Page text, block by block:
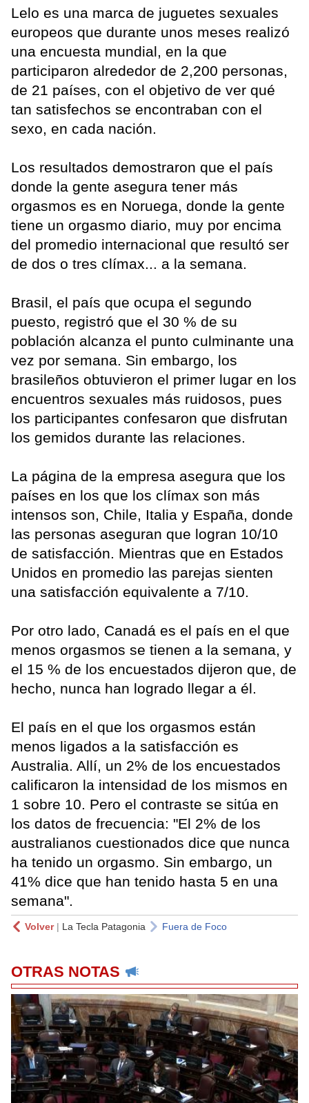
Lelo es una marca de juguetes sexuales
europeos que durante unos meses realizó
una encuesta mundial, en la que
participaron alrededor de 2,200 personas,
de 21 países, con el objetivo de ver qué
tan satisfechos se encontraban con el
sexo, en cada nación.
Los resultados demostraron que el país
donde la gente asegura tener más
orgasmos es en Noruega, donde la gente
tiene un orgasmo diario, muy por encima
del promedio internacional que resultó ser
de dos o tres clímax... a la semana.
Brasil, el país que ocupa el segundo
puesto, registró que el 30 % de su
población alcanza el punto culminante una
vez por semana. Sin embargo, los
brasileños obtuvieron el primer lugar en los
encuentros sexuales más ruidosos, pues
los participantes confesaron que disfrutan
los gemidos durante las relaciones.
La página de la empresa asegura que los
países en los que los clímax son más
intensos son, Chile, Italia y España, donde
las personas aseguran que logran 10/10
de satisfacción. Mientras que en Estados
Unidos en promedio las parejas sienten
una satisfacción equivalente a 7/10.
Por otro lado, Canadá es el país en el que
menos orgasmos se tienen a la semana, y
el 15 % de los encuestados dijeron que, de
hecho, nunca han logrado llegar a él.
El país en el que los orgasmos están
menos ligados a la satisfacción es
Australia. Allí, un 2% de los encuestados
calificaron la intensidad de los mismos en
1 sobre 10. Pero el contraste se sitúa en
los datos de frecuencia: "El 2% de los
australianos cuestionados dice que nunca
ha tenido un orgasmo. Sin embargo, un
41% dice que han tenido hasta 5 en una
semana".
Volver| La Tecla Patagonia Fuera de Foco
OTRAS NOTAS